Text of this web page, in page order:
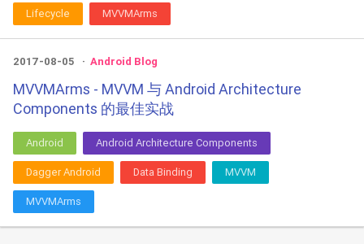
Lifecycle MVVMArms
2017-08-05 Android Blog
MVVMArms - MVVM 与 Android Architecture
Components 的最佳实战
Android Android Architecture Components
Dagger Android Data Binding MVVM
MVVMArms